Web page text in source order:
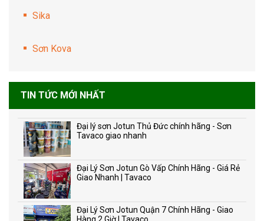
Sika
Sơn Kova
TIN TỨC MỚI NHẤT
Đại lý sơn Jotun Thủ Đức chính hãng - Sơn
Tavaco giao nhanh
Đại Lý Sơn Jotun Gò Vấp Chính Hãng - Giá Rẻ
Giao Nhanh | Tavaco
Đại Lý Sơn Jotun Quận 7 Chính Hãng - Giao